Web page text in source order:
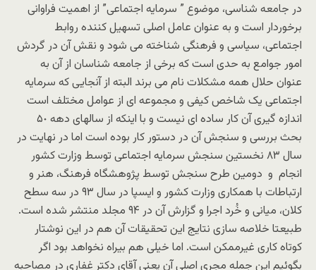
در جامعه شناسى، موضوع ” سرمایه اجتماعى” از اهمیت فراوانى
برخوردار است و به عنوان عامل اصلى تسهیل کننده روابط
اجتماعى، سیاسى و فرهنگى شناخته مى شود و نقش آن در گردش
امور جوامع به حدى است که برخى از جامعه شناسان از آن به
عنوان حلال همه مشکلات نام مى برند البته از آنجایی که سرمایه
اجتماعى یک شاخص کیفى و مجموعه اى از عوامل مختلف است
اندازه گیرى آن کار ساده اى نیست و با اینکه از سالهاى دهه ۵٠
بحث بررسى و سنجش آن در دستور کار بوده است اما در نهایت در
سال ۸۳ نخستین سنجش سرمایه اجتماعی توسط وزارت کشور
انجام و دومین طرح سنجش توسط پژوهشگاه فرهنگ، هنر و
ارتباطات با همکاری وزارت کشور و ایسپا در سال ٩٣ در سه سطح
کلان، میانى و خُرد اجرا و گزارش آن در ٩۴ مجلد منتشر شده است.
طبیعتا خلاصه سازى نتایج این تحقیقات آن هم در این نوشتار
کوتاه کارى غیرممکن است. اما خیلى هم بیراه نخواهد بود اگر
بگوئیم این جمله مجرى اصلى آن یعنى آقاى دکتر غفارى در مصاحبه